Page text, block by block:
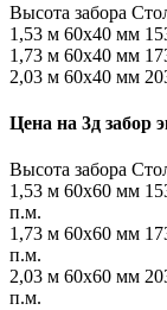
Высота забора
1,53 м 60х40 мм
1,73 м 60х40 мм
2,03 м 60х40 мм
Цена на 3д забор
Высота забора
1,53 м 60х60 мм
п.м.
1,73 м 60х60 мм
п.м.
2,03 м 60х60 мм
п.м.